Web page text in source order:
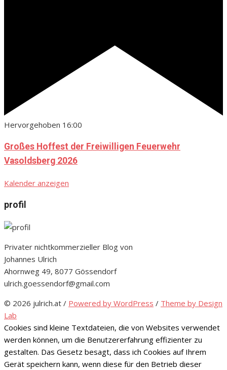
Hervorgehoben 16:00
Großes Hoffest der Freiwilligen Feuerwehr
Vasoldsberg 2026
Kalender anzeigen
profil
Privater nichtkommerzieller Blog von
Johannes Ulrich
Ahornweg 49, 8077 Gössendorf
ulrich.goessendorf@gmail.com
© 2026 julrich.at / Powered by WordPress / Theme by Design
Lab
Cookies sind kleine Textdateien, die von Websites verwendet
werden können, um die Benutzererfahrung effizienter zu
gestalten. Das Gesetz besagt, dass ich Cookies auf Ihrem
Gerät speichern kann, wenn diese für den Betrieb dieser